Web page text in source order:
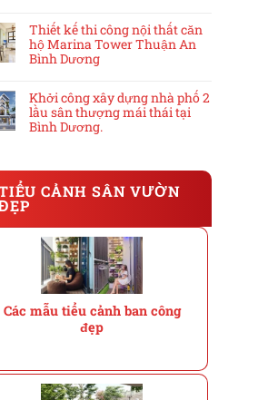
Thiết kế thi công nội thất căn
hộ Marina Tower Thuận An
Bình Dương
Khởi công xây dựng nhà phố 2
lầu sân thượng mái thái tại
Bình Dương.
CẢNH SÂN VƯỜN
Các mẫu tiểu cảnh ban công
đẹp